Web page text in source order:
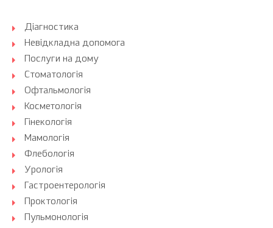
Діагностика
Невідкладна допомога
Послуги на дому
Стоматологія
Офтальмологія
Косметологія
Гінекологія
Мамологія
Флебологія
Урологія
Гастроентерологія
Проктологія
Пульмонологія